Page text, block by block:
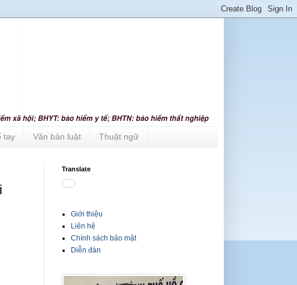
tay Văn bản luật Thuật ngữ
Translate
Giới thiệu
Liên hệ
Chính sách bảo mật
Diễn đàn